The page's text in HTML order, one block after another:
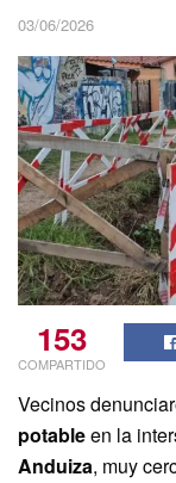
03/06/2026
153
COMPARTIDO
Vecinos
potableen la
Anduiza, muy